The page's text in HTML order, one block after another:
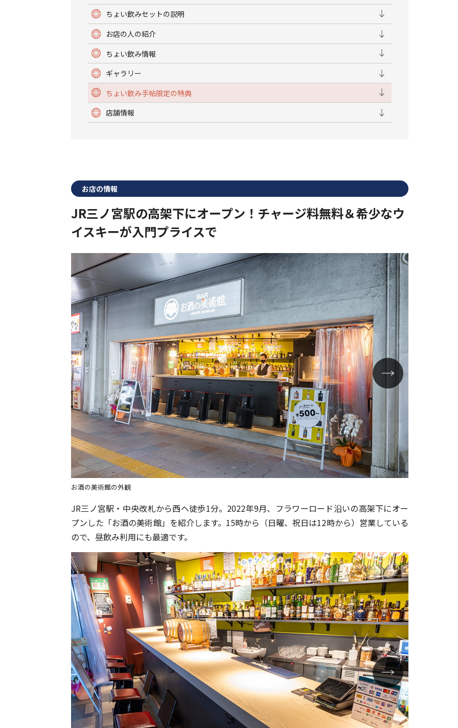
ちょい飲みセットの説明
お店の人の紹介
ちょい飲み情報
ギャラリー
ちょい飲み手帖限定の特典
店舗情報
お店の情報
JR三ノ宮駅の高架下にオープン！チャージ料無料＆希少なウ
イスキーが入門プライスで
お酒の美術館の外観
JR三ノ宮駅・中央改札から西へ徒歩1分。2022年9月、フラワーロード沿いの高架下にオー
プンした「お酒の美術館」を紹介します。15時から（日曜、祝日は12時から）営業している
ので、昼飲み利用にも最適です。